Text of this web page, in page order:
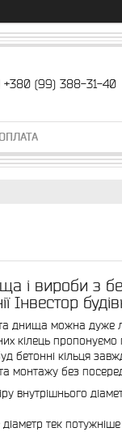
+380 (99) 388-31-40
і вироби з
Інвестор
днища можна
кілець пропонуємо
бетонні кільця
монтажу без
внутрішнього
тек